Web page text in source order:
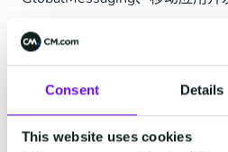
Consent Details
This website uses cookies
推出了用于移动设备的实时分析
流量与转化方面的数据。
2017年至今
2017年7月，CM接管了美国